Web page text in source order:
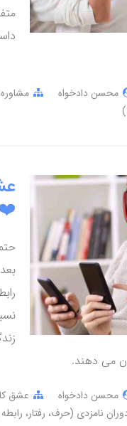
محسن دادخواه مشاوره
می دهند.
محسن دادخواه عشق
نامزدی (حرف، رفتار،